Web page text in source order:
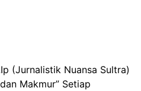
(Jurnalistik Nuansa Sultra)
Makmur” Setiap